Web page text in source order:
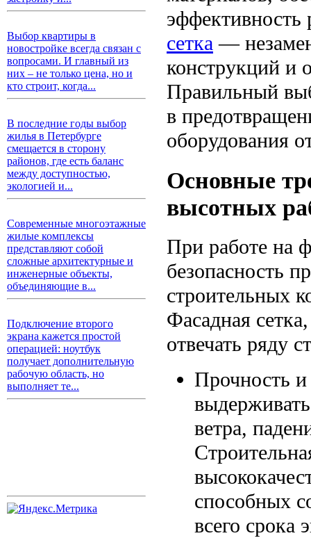
Выбор квартиры в
новостройке всегда связан с
вопросами. И главный из
них – не только цена, но и
кто строит, когда...
В последние годы выбор
жилья в Петербурге
смещается в сторону
районов, где есть баланс
между доступностью,
экологией и...
Современные многоэтажные
жилые комплексы
представляют собой
сложные архитектурные и
инженерные объекты,
объединяющие в...
Подключение второго
экрана кажется простой
операцией: ноутбук
получает дополнительную
рабочую область, но
выполняет те...
сетка —
конструкций и
Правильный
в
оборудования
Основные
высотных
При работе на
безопасность
строительных
Фасадная
отвечать ряду
Прочность
ветра,
способных
всего срока